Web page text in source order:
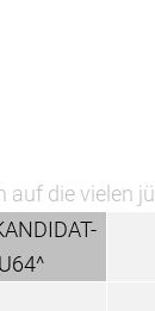
die vielen